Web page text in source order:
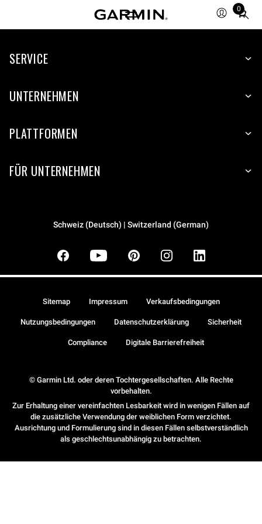
0
Total
items
cart:
SERVICE
UNTERNEHMEN
PLATTFORMEN
FÜR UNTERNEHMEN
Schweiz (Deutsch) | Switzerland (German)
© Garmin Ltd. oder deren Tochtergesellschaften. Alle Rechte
vorbehalten.
Zur Erhaltung einer vereinfachten Lesbarkeit wird in wenigen Fällen auf
die zusätzliche Verwendung der weiblichen Form verzichtet.
Ausrichtung und Formulierung sind in diesen Fällen selbstverständlich
als geschlechtsunabhängig zu betrachten.
Sitemap Impressum Verkaufsbedingungen
Nutzungsbedingungen Datenschutzerklärung Sicherheit
Compliance Digitale Barrierefreiheit